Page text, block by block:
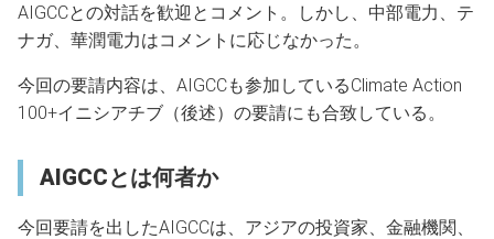
AIGCCとの対話を歓迎とコメント。しかし、中部電力、テ
ナガ、華潤電力はコメントに応じなかった。
今回の要請内容は、AIGCCも参加しているClimate Action
100+イニシアチブ（後述）の要請にも合致している。
AIGCCとは何者か
今回要請を出したAIGCCは、アジアの投資家、金融機関、